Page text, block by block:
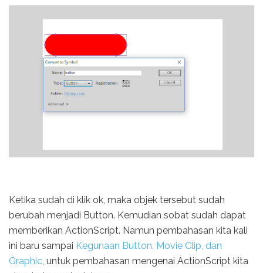
Ketika sudah di klik ok, maka objek tersebut sudah
berubah menjadi Button. Kemudian sobat sudah dapat
memberikan ActionScript. Namun pembahasan kita kali
ini baru sampai Kegunaan Button, Movie Clip, dan
Graphic , untuk pembahasan mengenai ActionScript kita